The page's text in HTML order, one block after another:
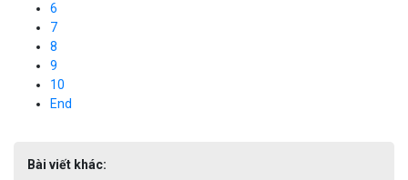
6
7
8
9
10
End
Bài viết khác: